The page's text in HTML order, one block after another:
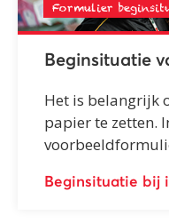
Formulier
Beginsituatie
Het is belangrijk
papier te zetten.
Beginsituatie bij